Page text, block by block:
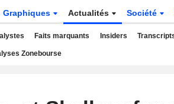
Graphiques Actualités Société
Faits marquants Insiders
Zonebourse